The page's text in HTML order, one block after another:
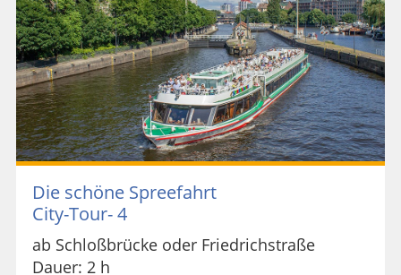
Die schöne Spreefahrt
City-Tour- 4
ab Schloßbrücke oder Friedrichstraße
Dauer: 2 h